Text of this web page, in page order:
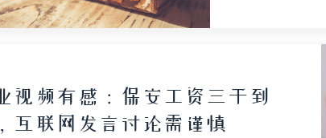
合法合规的
进行续费时
误将售卖域
误导致域名
视频有感：保安工资三千到
互联网发言讨论需谨慎